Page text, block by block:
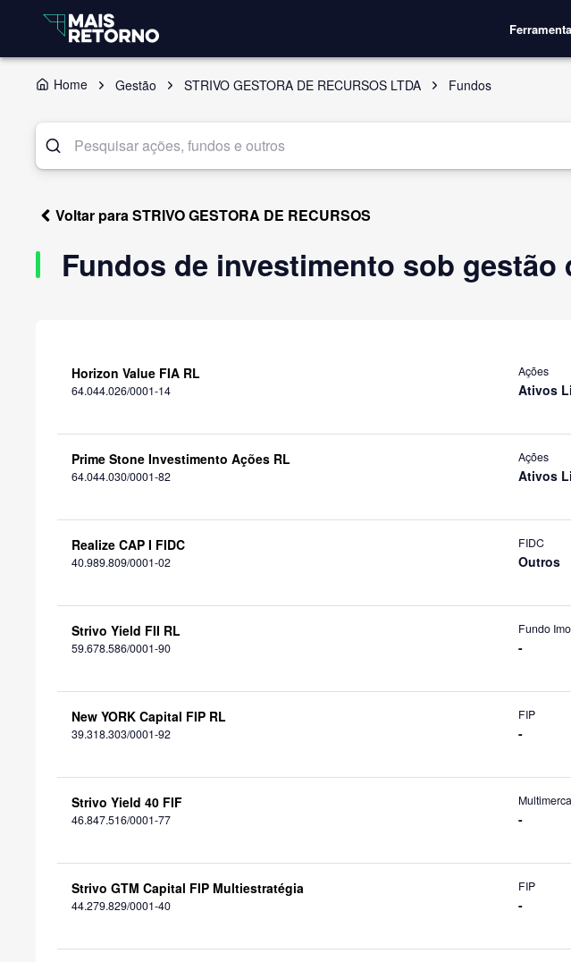
Home Gestão STRIVO GESTORA DE RECURSOS LTDA Fundos
Voltar para STRIVO GESTORA DE RECURSOS
Fundos de investimento sob gestão
Horizon Value FIA RL
64.044.026/0001-14
Ações
Ativos
Prime Stone Investimento Ações RL
64.044.030/0001-82
Ações
Ativos
Realize CAP I FIDC
40.989.809/0001-02
FIDC
Outros
Strivo Yield FII RL
59.678.586/0001-90
Fundo
-
New YORK Capital FIP RL
39.318.303/0001-92
FIP
-
Strivo Yield 40 FIF
46.847.516/0001-77 -
Strivo GTM Capital FIP Multiestratégia
44.279.829/0001-40
FIP
-